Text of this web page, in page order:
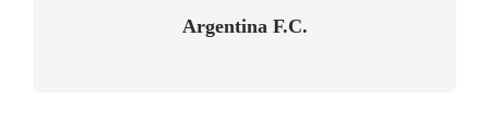
Argentina F.C.